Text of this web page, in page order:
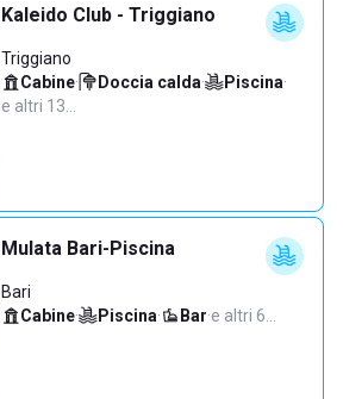
Kaleido Club - Triggiano
Triggiano
Cabine· Doccia calda· Piscina·
e altri 13…
Mulata Bari-Piscina
Bari
Cabine· Piscina· Bar·e altri 6…